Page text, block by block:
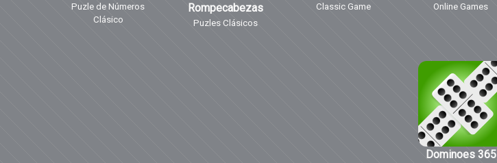
Puzle de Números
Clásico
Rompecabezas
Puzles Clásicos
Classic Game Online Games
Dominoes 365